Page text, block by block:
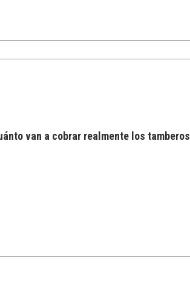
van a cobrar realmente los tamberos